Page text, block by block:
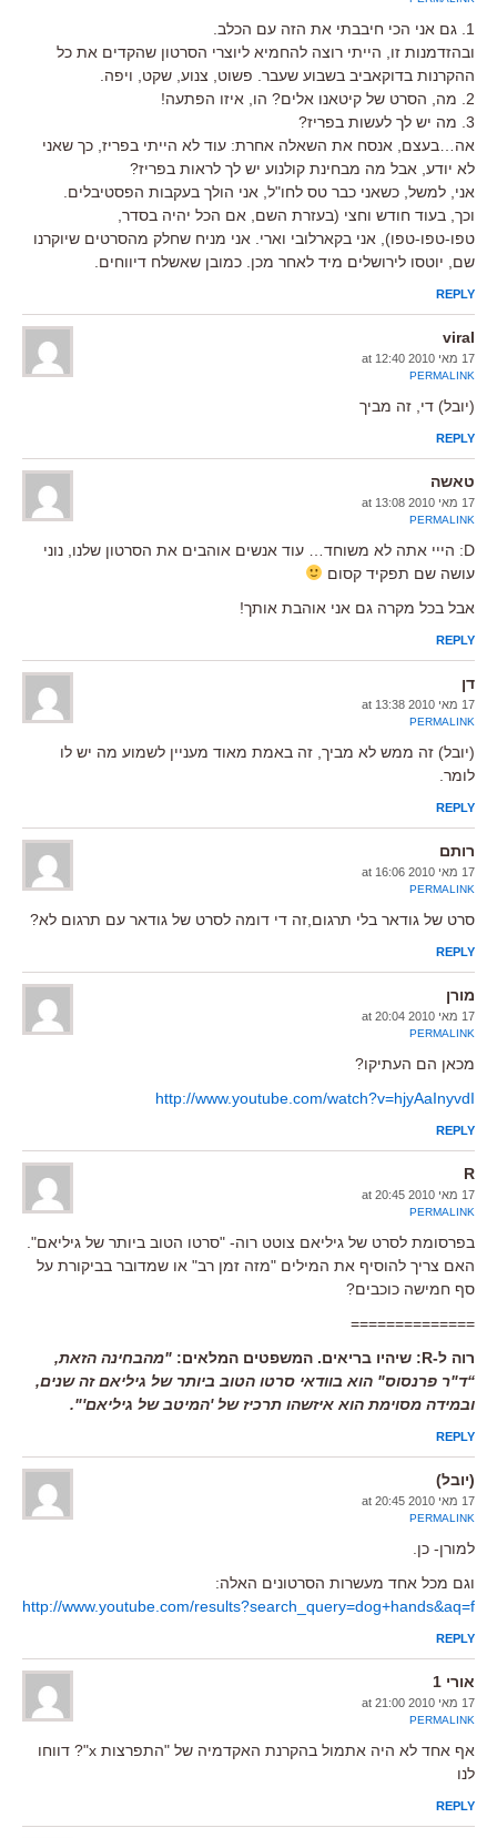
1. גם אני הכי חיבבתי את הזה עם הכלב.
ובהזדמנות זו, הייתי רוצה להחמיא ליוצרי הסרטון שהקדים את כל
ההקרנות בדוקאביב בשבוע שעבר. פשוט, צנוע, שקט, ויפה.
2. מה, הסרט של קיטאנו אלים? הו, איזו הפתעה!
3. מה יש לך לעשות בפריז?
אה…בעצם, אנסח את השאלה אחרת: עוד לא הייתי בפריז, כך שאני
לא יודע, אבל מה מבחינת קולנוע יש לך לראות בפריז?
אני, למשל, כשאני כבר טס לחו"ל, אני הולך בעקבות הפסטיבלים.
וכך, בעוד חודש וחצי (בעזרת השם, אם הכל יהיה בסדר,
טפו-טפו-טפו), אני בקארלובי וארי. אני מניח שחלק מהסרטים שיוקרנו
שם, יוטסו לירושלים מיד לאחר מכן. כמובן שאשלח דיווחים.
REPLY
viral
17 מאי 2010 at 12:40
PERMALINK
(יובל) די, זה מביך
REPLY
טאשה
17 מאי 2010 at 13:08
PERMALINK
D: הייי אתה לא משוחד… עוד אנשים אוהבים את הסרטון שלנו, נוני
עושה שם תפקיד קסום
אבל בכל מקרה גם אני אוהבת אותך!
REPLY
דן
17 מאי 2010 at 13:38
PERMALINK
(יובל) זה ממש לא מביך, זה באמת מאוד מעניין לשמוע מה יש לו
לומר.
REPLY
רותם
17 מאי 2010 at 16:06
PERMALINK
סרט של גודאר בלי תרגום,זה די דומה לסרט של גודאר עם תרגום לא?
REPLY
מורן
17 מאי 2010 at 20:04
PERMALINK
מכאן הם העתיקו?
http://www.youtube.com/watch?v=hjyAaInyvdI
REPLY
R
17 מאי 2010 at 20:45
PERMALINK
בפרסומת לסרט של גיליאם צוטט רוה- "סרטו הטוב ביותר של גיליאם".
האם צריך להוסיף את המילים "מזה זמן רב" או שמדובר בביקורת על
סף חמישה כוכבים?
==============
רוה ל-R: שיהיו בריאים. המשפטים המלאים:
"מהבחינה הזאת,
“ד"ר פרנסוס" הוא בוודאי סרטו הטוב ביותר של גיליאם זה שנים,
ובמידה מסוימת הוא איזשהו תרכיז של 'המיטב של גיליאם'".
REPLY
(יובל)
17 מאי 2010 at 20:45
PERMALINK
למורן- כן.
וגם מכל אחד מעשרות הסרטונים האלה:
http://www.youtube.com/results?search_query=dog+hands&aq=f
REPLY
אורי 1
17 מאי 2010 at 21:00
PERMALINK
אף אחד לא היה אתמול בהקרנת האקדמיה של "התפרצות x"? דווחו
לנו
REPLY